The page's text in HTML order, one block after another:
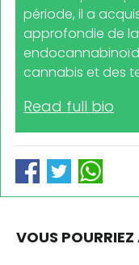
période, il a
approfondie de
cannabis et des
Read full bio
VOUS POURRIEZ